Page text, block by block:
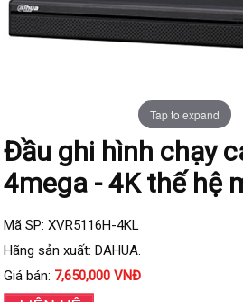
Đầu ghi IP HIKVISION
Đầu ghi IP Visionhitech
Camera Analog
Camera Dahua
Camera Visionhitech
Tap to expand
Đầu ghi hình chạy
4mega - 4K thế hệ
Mã SP: XVR5116H-4KL
Hãng sản xuất: DAHUA.
Giá bán: 7,650,000 VNĐ